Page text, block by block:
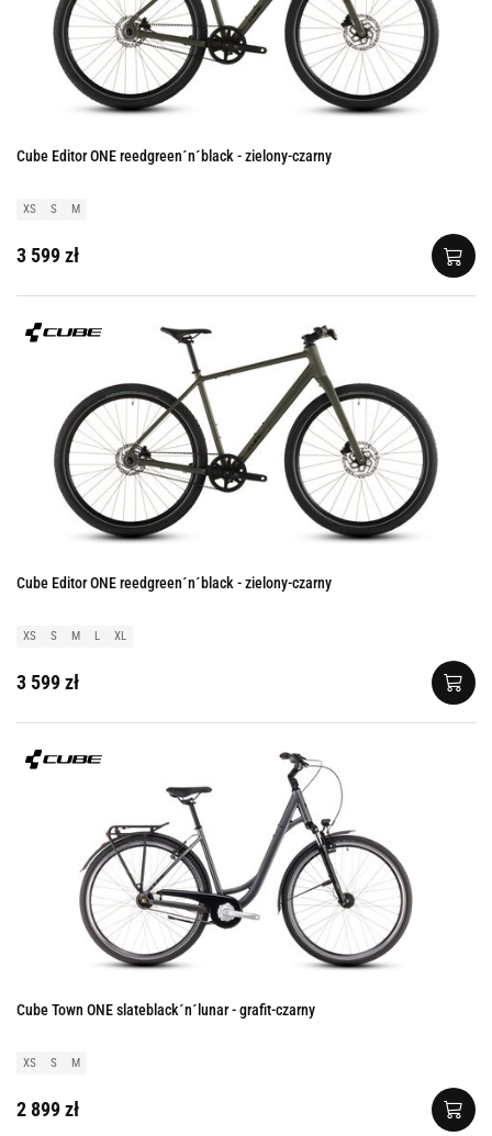
Cube Editor ONE reedgreen´n´black - zielony-czarny
XS S M
3 599 zł
Cube Editor ONE reedgreen´n´black - zielony-czarny
XS S M L XL
3 599 zł
Cube Town ONE slateblack´n´lunar - grafit-czarny
XS S M
2 899 zł